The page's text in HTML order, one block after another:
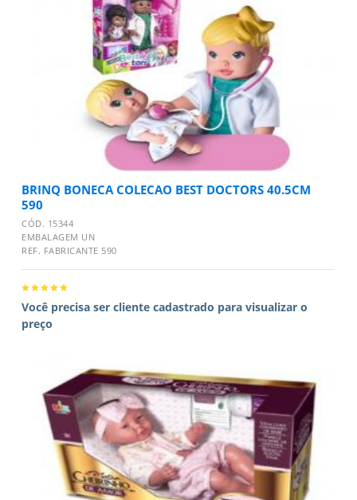
BRINQ BONECA COLECAO BEST DOCTORS 40.5CM
590
CÓD. 15344
EMBALAGEM UN
REF. FABRICANTE 590
Você precisa ser cliente cadastrado para visualizar o
preço